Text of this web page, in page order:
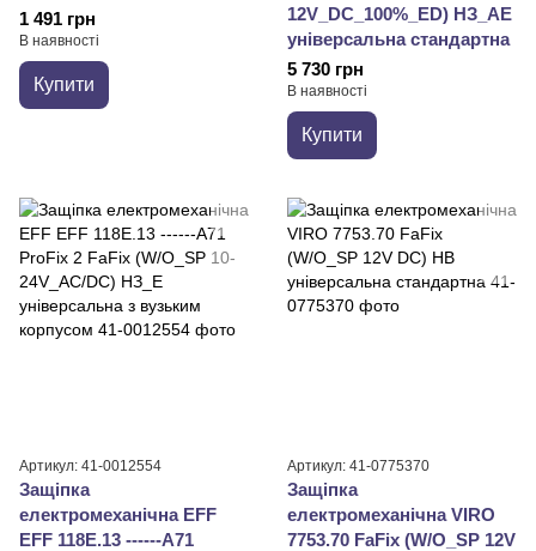
1 491 грн
В наявності
Купити
12V_DC_100%_ED) НЗ_АЕ
універсальна стандартна
5 730 грн
В наявності
Купити
Артикул: 41-0012554
Защіпка
електромеханічна EFF
EFF 118E.13 ------A71
Артикул: 41-0775370
Защіпка
електромеханічна VIRO
7753.70 FaFix (W/O_SP 12V